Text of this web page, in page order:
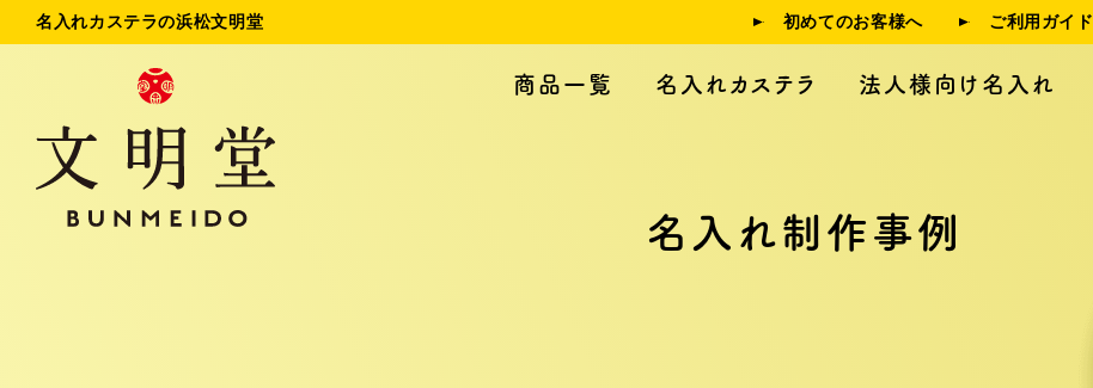
名入れカステラの浜松文明堂 初めてのお客様へ ご利用ガイド
商品一覧 名入れカステラ 法人様向け名入れ
名入れ制作事例